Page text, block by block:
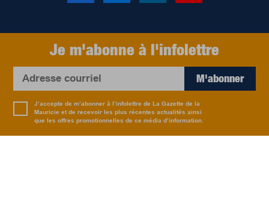
Je m'abonne à l'infolettre
M'abonner
J’accepte de m’abonner à l’infolettre de La Gazette de la
Mauricie et de recevoir les plus récentes actualités ainsi
que les offres promotionnelles de ce média d’information.